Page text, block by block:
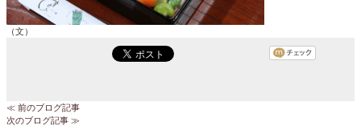
（文）
≪ 前のブログ記事
次のブログ記事 ≫